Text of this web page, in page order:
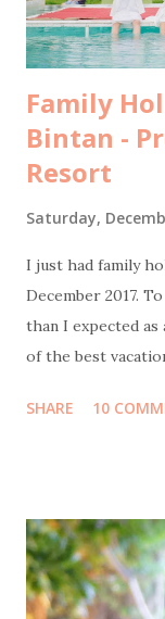
bertemu dengan
Kami diperken...
Family
Bintan -
Resort
Saturday,
I just had family
December 2017.
than I expected as
of the best
to Bintan Island
boarding at 10:30
an hour, so we
Bintan airport to
SHARE 10